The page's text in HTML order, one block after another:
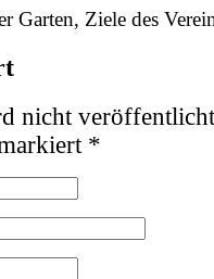
Garten, Ziele des
nicht
*